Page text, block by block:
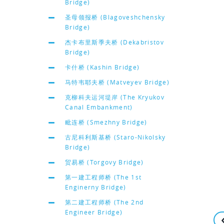
Bridge)
圣母领报桥 (Blagoveshchensky
Bridge)
杰卡布里斯季夫桥 (Dekabristov
Bridge)
卡什桥 (Kashin Bridge)
马特韦耶夫桥 (Matveyev Bridge)
克柳科夫运河堤岸 (The Kryukov
Canal Embankment)
毗连桥 (Smezhny Bridge)
古尼科利斯基桥 (Staro-Nikolsky
Bridge)
贸易桥 (Torgovy Bridge)
第一建工程师桥 (The 1st
Enginerny Bridge)
第二建工程师桥 (The 2nd
Engineer Bridge)